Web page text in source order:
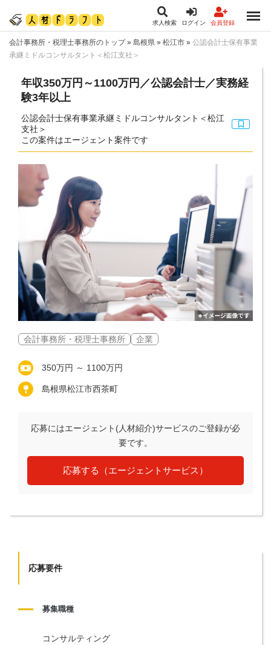
求人検索 ログイン 会員登録
会計事務所・税理士事務所のトップ» 島根県 » 松江市 » 公認会計士保有事業
承継ミドルコンサルタント＜松江支社＞
年収350万円～1100万円／公認会計士／実務経
験3年以上
公認会計士保有事業承継ミドルコンサルタント＜松江
支社＞
この案件はエージェント案件です
会計事務所・税理士事務所 企業
350万円 ～ 1100万円
島根県松江市西茶町
応募にはエージェント(人材紹介)サービスのご登録が必
要です。
応募する（エージェントサービス）
応募要件
募集職種
コンサルティング